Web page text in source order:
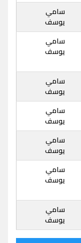
سامي
يوسف
سامي
يوسف
سامي
يوسف
سامي
يوسف
سامي
يوسف
سامي
يوسف
سامي
يوسف